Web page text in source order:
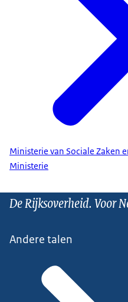
Ministerie van Sociale Zaken
Ministerie
De Rijksoverheid. Voor
Andere talen